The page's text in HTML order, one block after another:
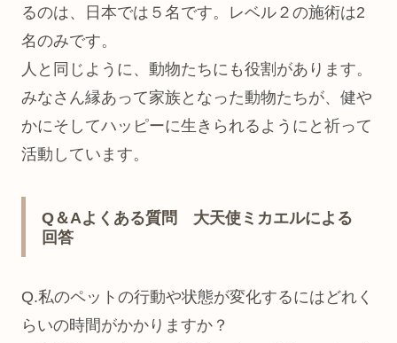
るのは、日本では５名です。レベル２の施術は2
名のみです。
人と同じように、動物たちにも役割があります。
みなさん縁あって家族となった動物たちが、健や
かにそしてハッピーに生きられるようにと祈って
活動しています。
Q＆Aよくある質問 大天使ミカエルによる
回答
Q.私のペットの行動や状態が変化するにはどれく
らいの時間がかかりますか？